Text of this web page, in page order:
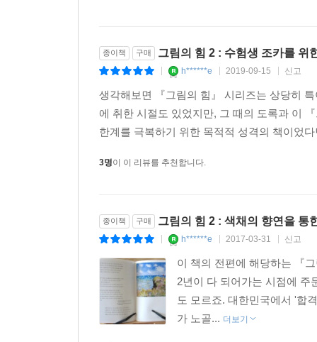
종이책 구매 그림의 힘 2 : 수험생 조카를 위
h******e 2019-09-15 신고
생각해보면 『그림의 힘』 시리즈는 상당히
에 취한 시절도 있었지만, 그 때의 도록과 이
한계를 극복하기 위한 목적적 성격의 책이었
3명이 이 리뷰를 추천합니다.
종이책 구매 그림의 힘 2 : 색채의 향연을 통
h******e 2017-03-31 신고
이 책의 전편에 해당하는 『
2년이 다 되어가는 시점에 주
도 모르죠. 대한민국에서 '합
가 노골... 더보기